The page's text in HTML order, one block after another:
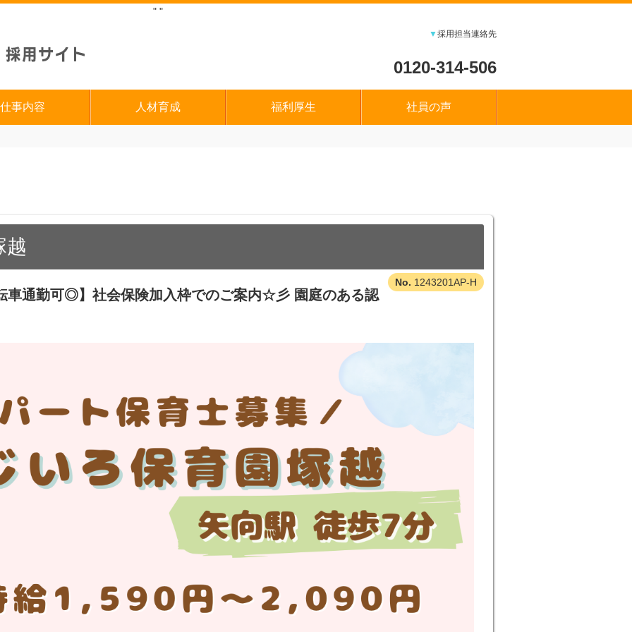
" "
▼採用担当連絡先
0120-314-506
仕事内容 人材育成 福利厚生 社員の声
越
1243201AP-H
車通勤可◎】社会保険加入枠でのご案内☆彡 園庭のある認